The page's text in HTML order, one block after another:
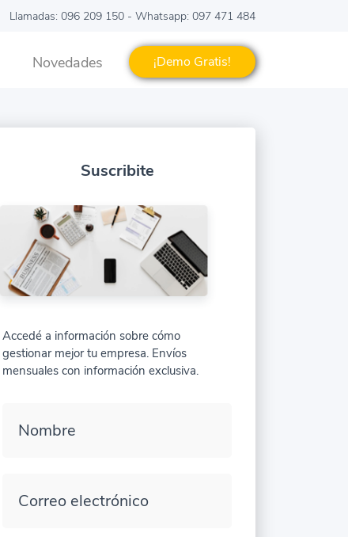
Llamadas: 096 209 150 - Whatsapp: 097 471 484
Novedades ¡Demo Gratis!
Suscribite
Accedé a información sobre cómo
gestionar mejor tu empresa. Envíos
mensuales con información exclusiva.
Nombre
Correo electrónico